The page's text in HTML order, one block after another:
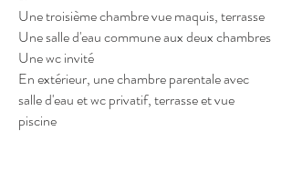
Une troisième chambre vue maquis, terrasse
Une salle d'eau commune aux deux chambres
Une wc invité
En extérieur, une chambre parentale avec
salle d'eau et wc privatif, terrasse et vue
piscine